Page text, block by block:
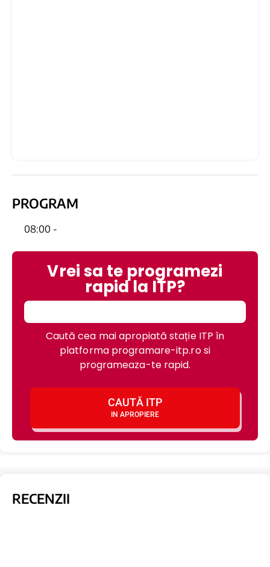
PROGRAM
08:00 -
Vrei sa te programezi
rapid la ITP?
Caută cea mai apropiată stație ITP în
platforma programare-itp.ro si
programeaza-te rapid.
CAUTĂ ITP
IN APROPIERE
RECENZII